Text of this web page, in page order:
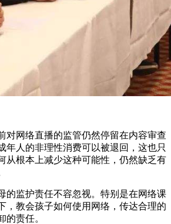
对网络直播的监管仍然停留在内容审查
年人的非理性消费可以被退回，这也只
从根本上减少这种可能性，仍然缺乏有
的监护责任不容忽视。特别是在网络课
，教会孩子如何使用网络，传达合理的
的责任。